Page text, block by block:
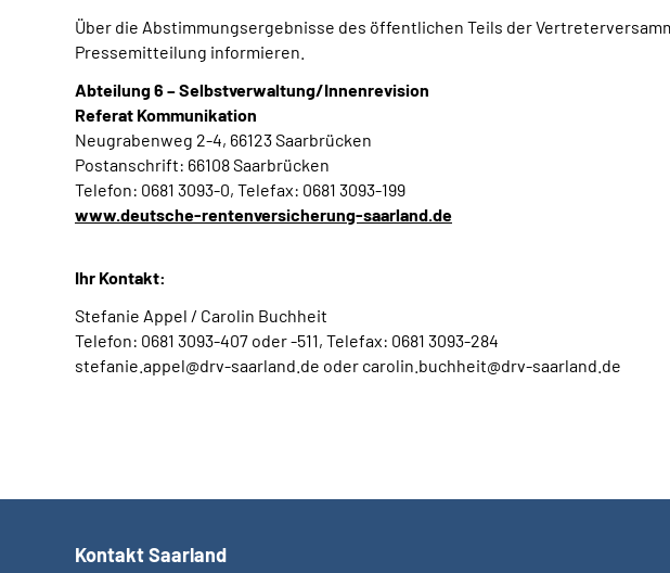
Über die Abstimmungsergebnisse des öffentlichen Teils der
Pressemitteilung informieren.
Abteilung 6 – Selbstverwaltung/Innenrevision
Referat Kommunikation
Neugrabenweg 2-4, 66123 Saarbrücken
Postanschrift: 66108 Saarbrücken
Telefon: 0681 3093-0, Telefax: 0681 3093-199
www.deutsche-rentenversicherung-saarland.de
Ihr Kontakt:
Stefanie Appel / Carolin Buchheit
Telefon: 0681 3093-407 oder -511, Telefax: 0681 3093-284
stefanie.appel@drv-saarland.de oder carolin.buchheit@drv-saarland.de
Kontakt Saarland